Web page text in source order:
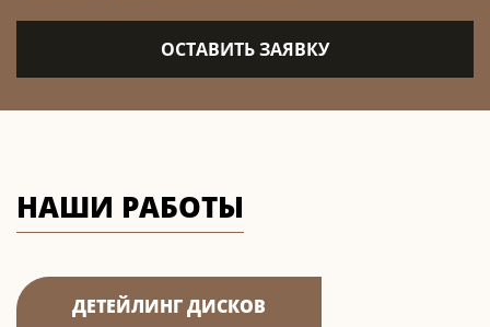
ОСТАВИТЬ ЗАЯВКУ
НАШИ РАБОТЫ
ДЕТЕЙЛИНГ ДИСКОВ